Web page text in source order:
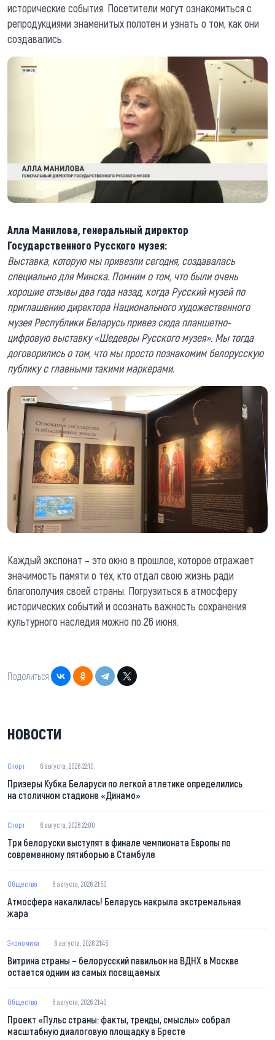
исторические события. Посетители могут ознакомиться с
репродукциями знаменитых полотен и узнать о том, как они
создавались.
Алла Манилова, генеральный директор
Государственного Русского музея:
Выставка, которую мы привезли сегодня, создавалась
специально для Минска. Помним о том, что были очень
хорошие отзывы два года назад, когда Русский музей по
приглашению директора Национального художественного
музея Республики Беларусь привез сюда планшетно-
цифровую выставку «Шедевры Русского музея». Мы тогда
договорились о том, что мы просто познакомим белорусскую
публику с главными такими маркерами.
Каждый экспонат – это окно в прошлое, которое отражает
значимость памяти о тех, кто отдал свою жизнь ради
благополучия своей страны. Погрузиться в атмосферу
исторических событий и осознать важность сохранения
культурного наследия можно по 26 июня.
Поделиться:
НОВОСТИ
Спорт 6 августа, 2026 22:10
Призеры Кубка Беларуси по легкой атлетике определились
на столичном стадионе «Динамо»
Спорт 6 августа, 2026 22:00
Три белоруски выступят в финале чемпионата Европы по
современному пятиборью в Стамбуле
Общество 6 августа, 2026 21:50
Атмосфера накалилась! Беларусь накрыла экстремальная
жара
Экономика 6 августа, 2026 21:45
Витрина страны – белорусский павильон на ВДНХ в Москве
остается одним из самых посещаемых
Общество 6 августа, 2026 21:40
Проект «Пульс страны: факты, тренды, смыслы» собрал
масштабную диалоговую площадку в Бресте